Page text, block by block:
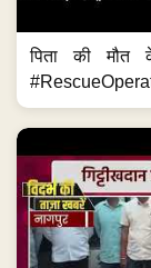
पिता की मौत